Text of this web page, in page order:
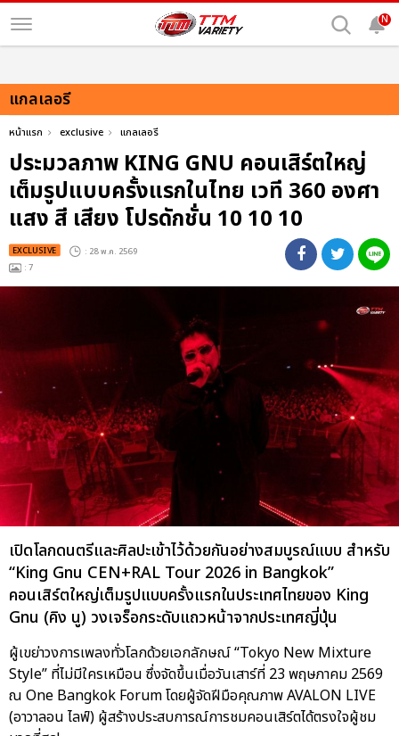
N
แกลเลอรี
หน้าแรก exclusive แกลเลอรี
ประมวลภาพ KING GNU คอนเสิร์ตใหญ่
เต็มรูปแบบครั้งแรกในไทย เวที 360 องศา
แสง สี เสียง โปรดักชั่น 10 10 10
EXCLUSIVE : 28 พ.ค. 2569
: 7
เปิดโลกดนตรีและศิลปะเข้าไว้ด้วยกันอย่างสมบูรณ์แบบ สำหรับ
“King Gnu CEN+RAL Tour 2026 in Bangkok”
คอนเสิร์ตใหญ่เต็มรูปแบบครั้งแรกในประเทศไทยของ King
Gnu (คิง นู) วงเจร็อกระดับแถวหน้าจากประเทศญี่ปุ่น
ผู้เขย่าวงการเพลงทั่วโลกด้วยเอกลักษณ์ “Tokyo New Mixture
Style” ที่ไม่มีใครเหมือน ซึ่งจัดขึ้นเมื่อวันเสาร์ที่ 23 พฤษภาคม 2569
ณ One Bangkok Forum โดยผู้จัดฝีมือคุณภาพ AVALON LIVE
(อาวาลอน ไลฟ์) ผู้สร้างประสบการณ์การชมคอนเสิร์ตได้ตรงใจผู้ชม